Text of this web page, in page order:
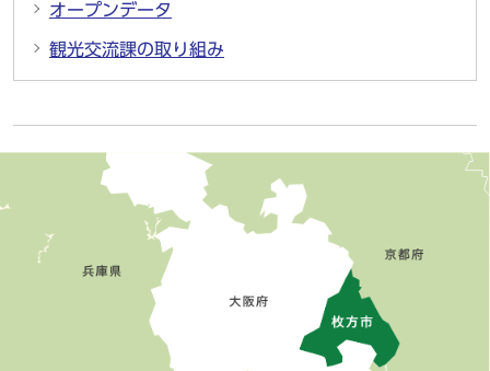
オープンデータ
観光交流課の取り組み